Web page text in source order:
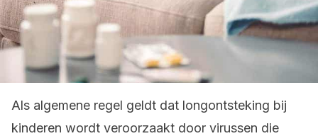
Als algemene regel geldt dat longontsteking bij
kinderen wordt veroorzaakt door virussen die